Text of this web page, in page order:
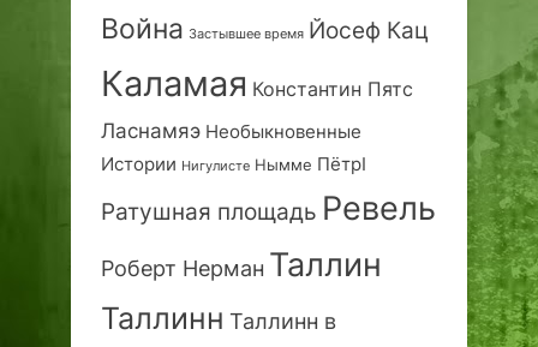
Война Застывшее время Йосеф Кац
Каламая Константин Пятс
Ласнамяэ Необыкновенные
Истории Нигулисте Нымме ПётрI
Ратушная площадь Ревель
Роберт Нерман Таллин
Таллинн Таллинн в